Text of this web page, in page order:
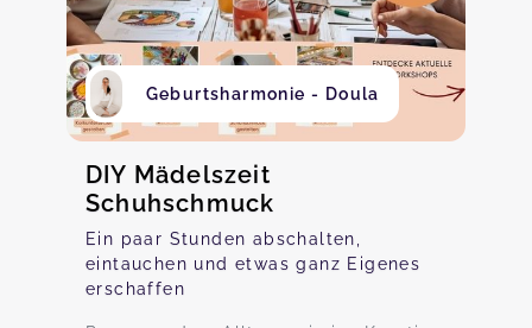
Geburtsharmonie - Doula
DIY Mädelszeit
Schuhschmuck
Ein paar Stunden abschalten,
eintauchen und etwas ganz Eigenes
erschaffen